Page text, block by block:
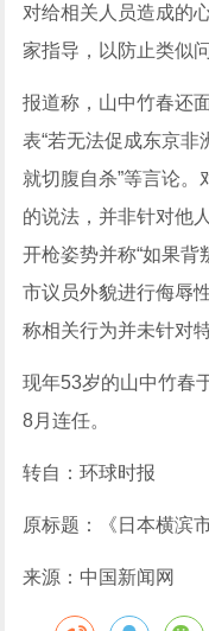
对给相关人员造成的
家指导，以防止类似
报道称，山中竹春还
表“若无法促成东京
就切腹自杀”等言论
的说法，并非针对他
开枪姿势并称“如果背
市议员外貌进行侮辱
称相关行为并未针对
现年53岁的山中竹春
8月连任。
转自：环球时报
原标题：《日本横滨
来源：中国新闻网